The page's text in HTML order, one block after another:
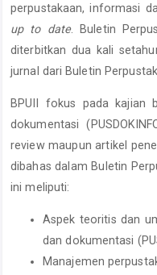
perpustakaan, informasi
up to date. Buletin
diterbitkan dua kali
jurnal dari Buletin
BPUII fokus pada kajian
dokumentasi
review maupun artikel
dibahas dalam Buletin
ini meliputi:
Aspek teoritis dan
dan dokumentasi
Manajemen